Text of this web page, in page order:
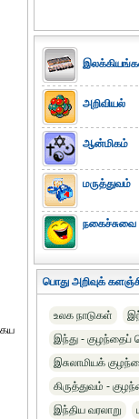
அறிவியல்
ஆன்மிகம்
மருத்துவம்
நகைச்சுவை
பொது அறிவுக்
உலக நாடுகள்
இந்து - குழந்தைப்
இசுலாமியக்
கிருத்துவம் -
இந்திய வரலாறு